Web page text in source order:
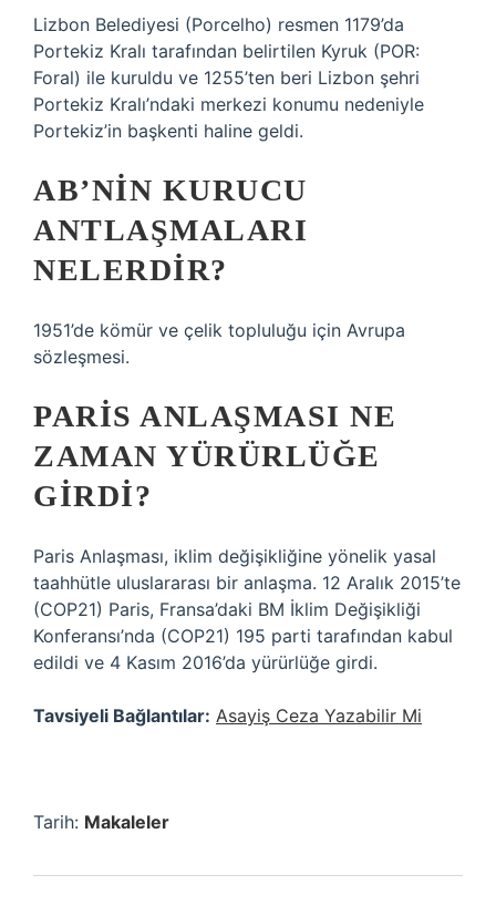
Lizbon Belediyesi (Porcelho) resmen 1179’da
Portekiz Kralı tarafından belirtilen Kyruk (POR:
Foral) ile kuruldu ve 1255’ten beri Lizbon şehri
Portekiz Kralı’ndaki merkezi konumu nedeniyle
Portekiz’in başkenti haline geldi.
AB’NIN KURUCU
ANTLAŞMALARI
NELERDIR?
1951’de kömür ve çelik topluluğu için Avrupa
sözleşmesi.
PARIS ANLAŞMASI NE
ZAMAN YÜRÜRLÜĞE
GIRDI?
Paris Anlaşması, iklim değişikliğine yönelik yasal
taahhütle uluslararası bir anlaşma. 12 Aralık 2015’te
(COP21) Paris, Fransa’daki BM İklim Değişikliği
Konferansı’nda (COP21) 195 parti tarafından kabul
edildi ve 4 Kasım 2016’da yürürlüğe girdi.
Tavsiyeli Bağlantılar: Asayiş Ceza Yazabilir Mi
Tarih: Makaleler